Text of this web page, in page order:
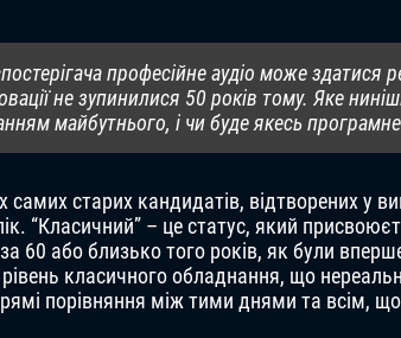
професійне аудіо може здатися
не зупинилися 50 років тому. Яке
майбутнього, і чи буде якесь
старих кандидатів, відтворених у
“Класичний” – це статус, який
60 або близько того років, як були
класичного обладнання, що
порівняння між тими днями та всім,